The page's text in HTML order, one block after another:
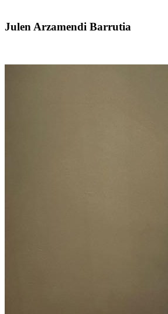
Julen Arzamendi Barrutia